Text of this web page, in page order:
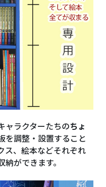
ャラクターたちのちょ
を調整・設置すること
ス、絵本などそれぞれ
ができます。